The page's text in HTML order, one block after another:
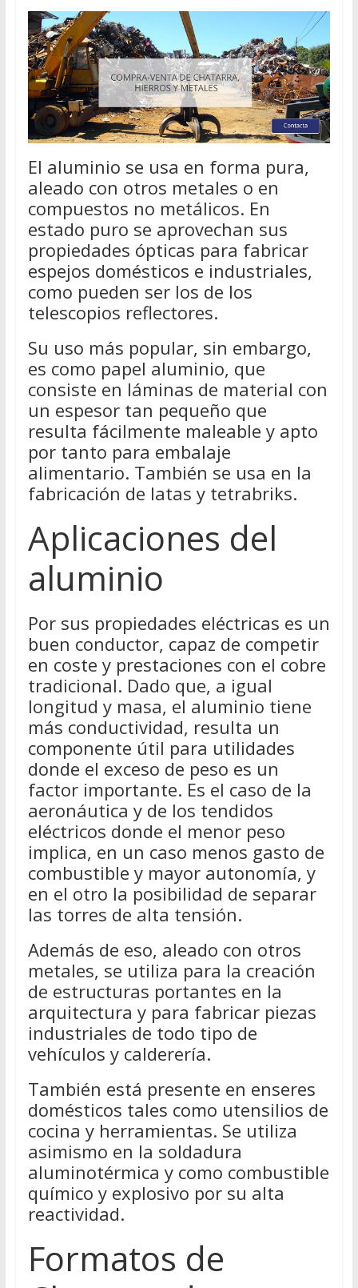
El aluminio se usa en forma pura,
aleado con otros metales o en
compuestos no metálicos. En
estado puro se aprovechan sus
propiedades ópticas para fabricar
espejos domésticos e industriales,
como pueden ser los de los
telescopios reflectores.
Su uso más popular, sin embargo,
es como papel aluminio, que
consiste en láminas de material con
un espesor tan pequeño que
resulta fácilmente maleable y apto
por tanto para embalaje
alimentario. También se usa en la
fabricación de latas y tetrabriks.
Aplicaciones del
aluminio
Por sus propiedades eléctricas es un
buen conductor, capaz de competir
en coste y prestaciones con el cobre
tradicional. Dado que, a igual
longitud y masa, el aluminio tiene
más conductividad, resulta un
componente útil para utilidades
donde el exceso de peso es un
factor importante. Es el caso de la
aeronáutica y de los tendidos
eléctricos donde el menor peso
implica, en un caso menos gasto de
combustible y mayor autonomía, y
en el otro la posibilidad de separar
las torres de alta tensión.
Además de eso, aleado con otros
metales, se utiliza para la creación
de estructuras portantes en la
arquitectura y para fabricar piezas
industriales de todo tipo de
vehículos y calderería.
También está presente en enseres
domésticos tales como utensilios de
cocina y herramientas. Se utiliza
asimismo en la soldadura
aluminotérmica y como combustible
químico y explosivo por su alta
reactividad.
Formatos de